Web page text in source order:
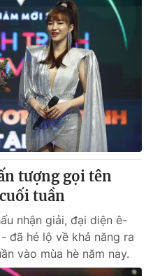
tượng gọi tên
tuần
nhận giải, đại diện ê-
đã hé lộ về khả năng ra
vào mùa hè năm nay.